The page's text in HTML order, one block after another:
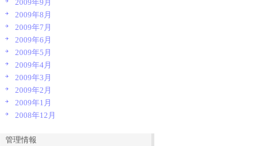
2009年9月
2009年8月
2009年7月
2009年6月
2009年5月
2009年4月
2009年3月
2009年2月
2009年1月
2008年12月
管理情報